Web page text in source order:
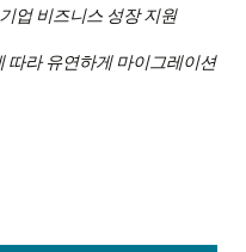
업 비즈니스 성장 지원
따라 유연하게 마이그레이션